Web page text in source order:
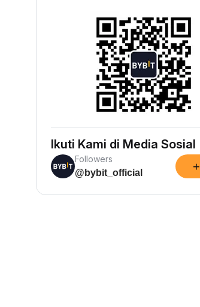
Ikuti Kami di Media Sosial
Followers
@bybit_official
+